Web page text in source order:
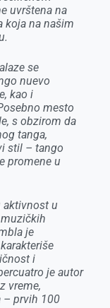
uvrštena na
koja na našim
se
nuevo
kao i
mesto
s obzirom da
tanga,
stil – tango
promene u
aktivnost u
je
i
je autor
vreme,
– prvih 100